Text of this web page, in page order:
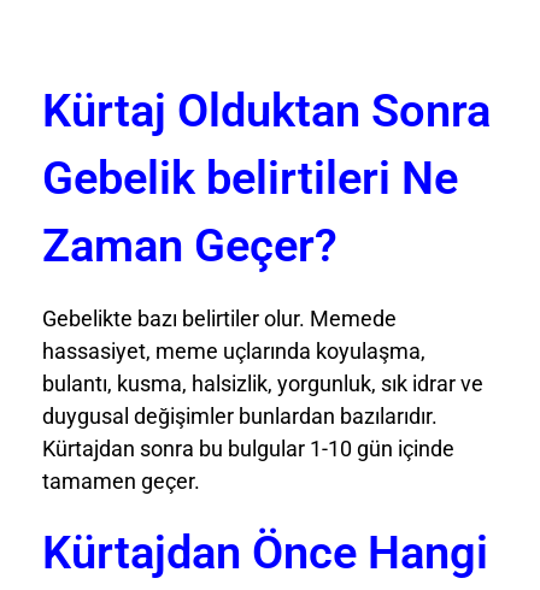
Kürtaj Olduktan Sonra
Gebelik belirtileri Ne
Zaman Geçer?
Gebelikte bazı belirtiler olur. Memede
hassasiyet, meme uçlarında koyulaşma,
bulantı, kusma, halsizlik, yorgunluk, sık idrar ve
duygusal değişimler bunlardan bazılarıdır.
Kürtajdan sonra bu bulgular 1-10 gün içinde
tamamen geçer.
Kürtajdan Önce Hangi